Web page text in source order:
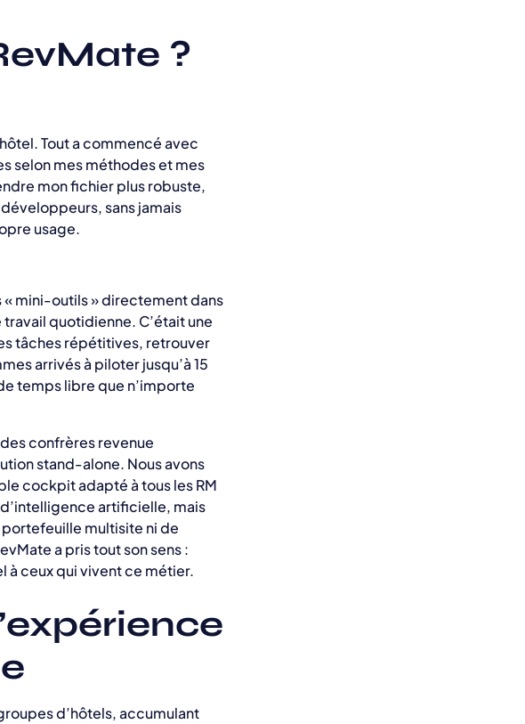
?
Tout a commencé avec
selon mes méthodes et mes
mon fichier plus robuste,
sans jamais
usage.
« mini-outils » directement dans
quotidienne. C’était une
tâches répétitives, retrouver
arrivés à piloter jusqu’à 15
temps libre que n’importe
confrères revenue
stand-alone. Nous avons
cockpit adapté à tous les RM
artificielle, mais
multisite ni de
a pris tout son sens :
à ceux qui vivent ce métier.
d’hôtels, accumulant